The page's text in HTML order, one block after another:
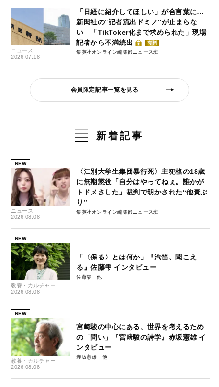
ニュース
2026.07.18
「日経に紹介してほしい」が合言葉に…
新聞社の“記者流出ドミノ”が止まらな
い 「TikToker化まで求められた」現場
記者から不満続出
有料
集英社オンライン編集部ニュース班
会員限定記事一覧を見る
新着記事
NEW
ニュース
2026.08.08
〈江別大学生集団暴行死〉主犯格の18歳
に無期懲役「自分はやってねぇ。誰かが
トドメさした」裁判で明かされた“他責ぶ
り”
集英社オンライン編集部ニュース班
NEW
教養・カルチャー
2026.08.08
「〈保る〉とは何か」『汽笛、聞こえ
る』佐藤雫 インタビュー
佐藤雫
NEW
教養・カルチャー
2026.08.08
宮﨑駿の中心にある、世界を考えるため
の「問い」『宮﨑駿の詩学』赤坂憲雄 イ
ンタビュー
赤坂憲雄